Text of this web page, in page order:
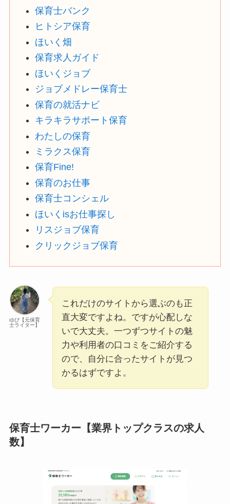
保育士バンク
ヒトシア保育
ほいく畑
保育求人ガイド
ほいくジョブ
ジョブメドレー保育士
保育の就活ナビ
キラキラサポート保育
わたしの保育
ミラクス保育
保育Fine!
保育のお仕事
保育士コンシェル
ほいくisお仕事探し
リスジョブ保育
クリックジョブ保育
ゆぴ【元保育
士ライター】
これだけのサイトから選ぶのも正
直大変ですよね。ですが心配しな
いで大丈夫。一つずつサイトの魅
力や利用者の口コミをご紹介する
ので、自分に合ったサイトが見つ
かるはずですよ。
保育士ワーカー【業界トップクラスの求人
数】